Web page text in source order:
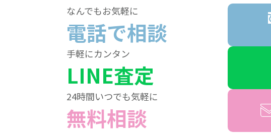
なんでもお気軽に
電話で相談
手軽にカンタン
LINE査定
24時間いつでも気軽に
無料相談